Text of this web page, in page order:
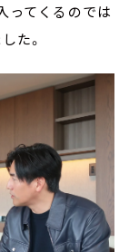
ってくるのでは
た。